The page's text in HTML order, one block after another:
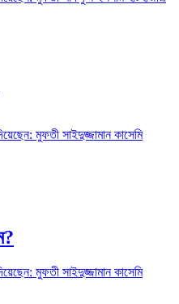
মুফতী সাইদুজ্জামান কাসেমি
মুফতী সাইদুজ্জামান কাসেমি